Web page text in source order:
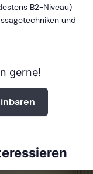
B2-Niveau)
und
gerne!